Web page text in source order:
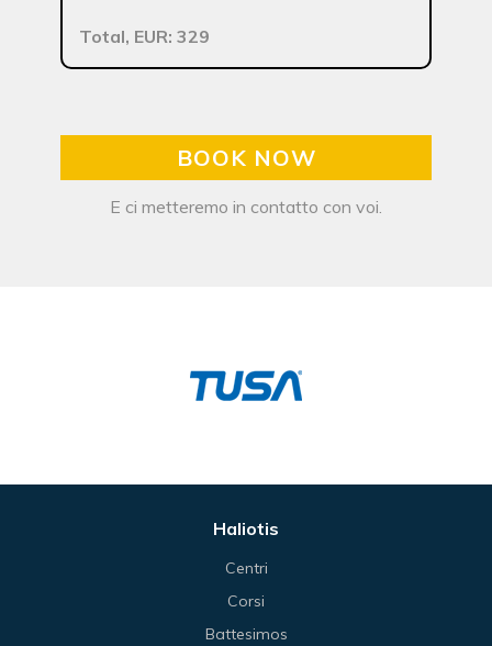
Total, EUR: 329
BOOK NOW
E ci metteremo in contatto con voi.
Haliotis
Centri
Corsi
Battesimos